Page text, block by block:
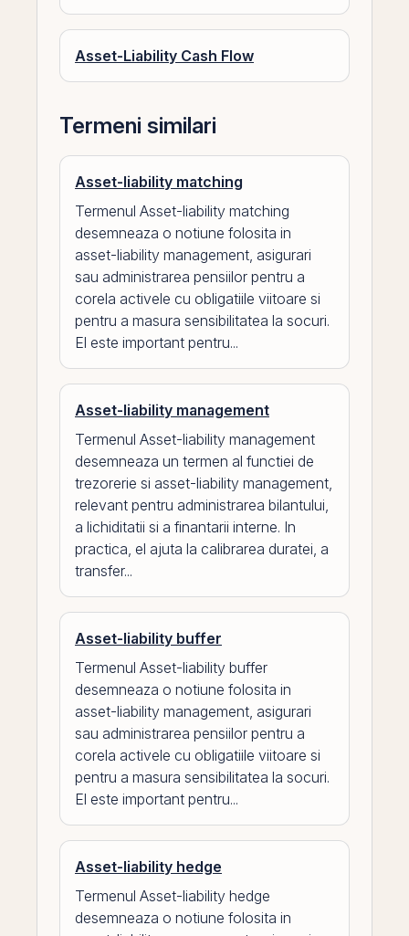
Asset-Liability Cash Flow
Termeni similari
Asset-liability matching
Termenul Asset-liability matching
desemneaza o notiune folosita in
asset-liability management, asigurari
sau administrarea pensiilor pentru a
corela activele cu obligatiile viitoare si
pentru a masura sensibilitatea la socuri.
El este important pentru...
Asset-liability management
Termenul Asset-liability management
desemneaza un termen al functiei de
trezorerie si asset-liability management,
relevant pentru administrarea bilantului,
a lichiditatii si a finantarii interne. In
practica, el ajuta la calibrarea duratei, a
transfer...
Asset-liability buffer
Termenul Asset-liability buffer
desemneaza o notiune folosita in
asset-liability management, asigurari
sau administrarea pensiilor pentru a
corela activele cu obligatiile viitoare si
pentru a masura sensibilitatea la socuri.
El este important pentru...
Asset-liability hedge
Termenul Asset-liability hedge
desemneaza o notiune folosita in